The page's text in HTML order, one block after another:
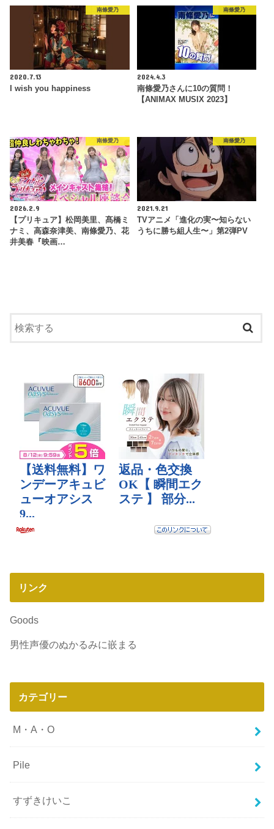
南條愛乃
2020.7.13
I wish you happiness
南條愛乃
2024.4.3
南條愛乃さんに10の質問！
【ANIMAX MUSIX 2023】
南條愛乃
2026.2.9
【プリキュア】松岡美里、髙橋ミ
ナミ、高森奈津美、南條愛乃、花
井美春『映画…
南條愛乃
2021.9.21
TVアニメ「進化の実〜知らない
うちに勝ち組人生〜」第2弾PV
リンク
Goods
男性声優のぬかるみに嵌まる
カテゴリー
M・A・O
Pile
すずきけいこ